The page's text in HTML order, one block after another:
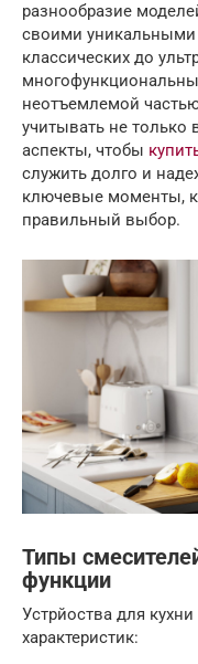
разнообразие
своими уникальными
классических до
неотъемлемой
учитывать не только
аспекты, чтобы
служить долго и
ключевые моменты,
правильный выбор.
Типы
функции
Устрйоства для
характеристик: